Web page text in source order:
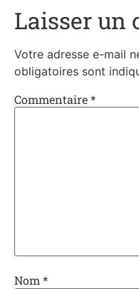
Laisser un
Votre adresse e-mail
obligatoires sont
Commentaire*
Nom*